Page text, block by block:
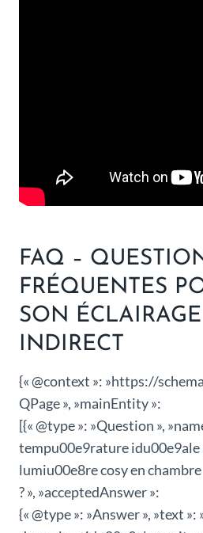
FAQ –
FRÉQUENTES
SON
INDIRECT
{« @context »: »https://
QPage », »mainEntity »:
[{« @type »: »Question »,
tempu00e9rature idu00e9ale
lumiu00e8re cosy en chambre
? », »acceptedAnswer »:
{« @type »: »Answer », »text